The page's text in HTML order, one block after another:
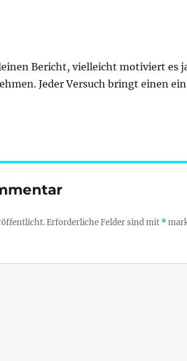
Bericht, vielleicht motiviert es
Jeder Versuch bringt einen
Erforderliche Felder sind mit *